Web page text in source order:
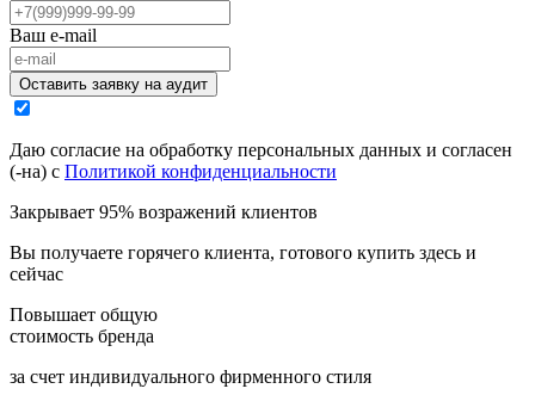
Ваш e-mail
Оставить заявку на аудит
Даю согласие на обработку персональных данных и согласен
(-на) с Политикой конфиденциальности
Закрывает 95% возражений клиентов
Вы получаете горячего клиента, готового купить здесь и
сейчас
Повышает общую
стоимость бренда
за счет индивидуального фирменного стиля